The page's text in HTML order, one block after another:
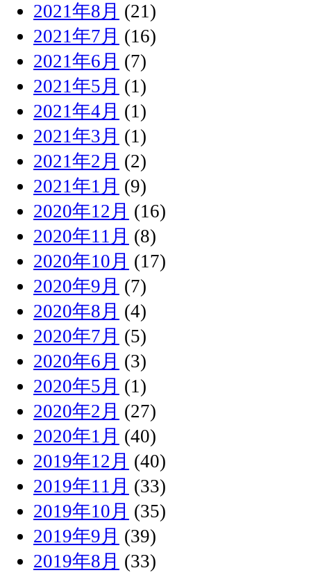
2021年8月 (21)
2021年7月 (16)
2021年6月 (7)
2021年5月 (1)
2021年4月 (1)
2021年3月 (1)
2021年2月 (2)
2021年1月 (9)
2020年12月 (16)
2020年11月 (8)
2020年10月 (17)
2020年9月 (7)
2020年8月 (4)
2020年7月 (5)
2020年6月 (3)
2020年5月 (1)
2020年2月 (27)
2020年1月 (40)
2019年12月 (40)
2019年11月 (33)
2019年10月 (35)
2019年9月 (39)
2019年8月 (33)